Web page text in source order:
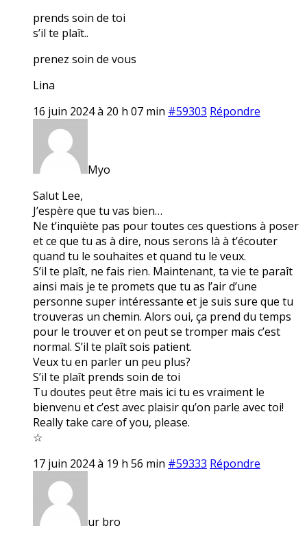
prends soin de toi
s’il te plaît..
prenez soin de vous
Lina
16 juin 2024 à 20 h 07 min #59303 Répondre
Myo
Salut Lee,
J’espère que tu vas bien…
Ne t’inquiète pas pour toutes ces questions à poser
et ce que tu as à dire, nous serons là à t’écouter
quand tu le souhaites et quand tu le veux.
S’il te plaît, ne fais rien. Maintenant, ta vie te paraît
ainsi mais je te promets que tu as l’air d’une
personne super intéressante et je suis sure que tu
trouveras un chemin. Alors oui, ça prend du temps
pour le trouver et on peut se tromper mais c’est
normal. S’il te plaît sois patient.
Veux tu en parler un peu plus?
S’il te plaît prends soin de toi
Tu doutes peut être mais ici tu es vraiment le
bienvenu et c’est avec plaisir qu’on parle avec toi!
Really take care of you, please.
☆
17 juin 2024 à 19 h 56 min #59333 Répondre
ur bro